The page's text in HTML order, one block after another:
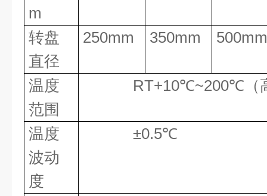
m
转盘
直径
250mm 350mm 500mm
温度
范围
RT+10℃~200℃（
温度
波动
度
±0.5℃